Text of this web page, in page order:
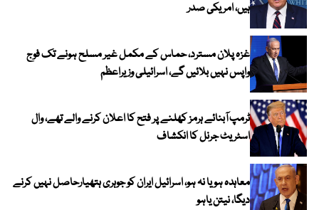
ہیں، امریکی صدر
غزہ پلان مسترد، حماس کے مکمل غیر مسلح ہونے تک فوج
واپس نہیں بلائیں گے، اسرائیلی وزیراعظم
ٹرمپ آبنائے ہرمز کھلنے پر فتح کا اعلان کرنے والے تھے، وال
اسٹریٹ جرنل کا انکشاف
معاہدہ ہو یا نہ ہو، اسرائیل ایران کو جوہری ہتھیارحاصل نہیں کرنے
دیگا، نیتن یاہو